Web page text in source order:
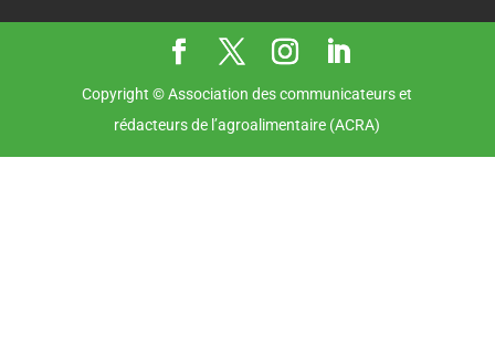
Copyright © Association des communicateurs et
rédacteurs de l’agroalimentaire (ACRA)